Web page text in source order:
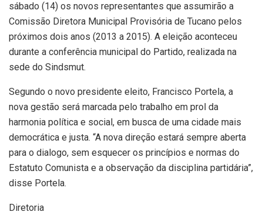
sábado (14) os novos representantes que assumirão a
Comissão Diretora Municipal Provisória de Tucano pelos
próximos dois anos (2013 a 2015). A eleição aconteceu
durante a conferência municipal do Partido, realizada na
sede do Sindsmut.
Segundo o novo presidente eleito, Francisco Portela, a
nova gestão será marcada pelo trabalho em prol da
harmonia política e social, em busca de uma cidade mais
democrática e justa. “A nova direção estará sempre aberta
para o dialogo, sem esquecer os princípios e normas do
Estatuto Comunista e a observação da disciplina partidária”,
disse Portela.
Diretoria